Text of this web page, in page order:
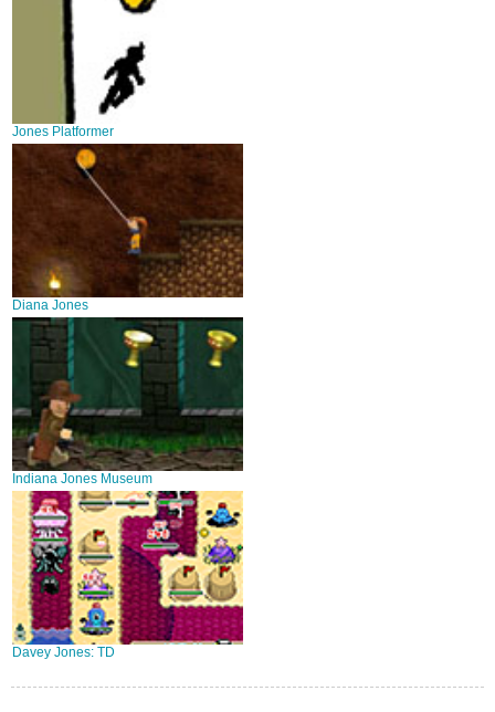
Jones Platformer
Diana Jones
Indiana Jones Museum
Davey Jones: TD